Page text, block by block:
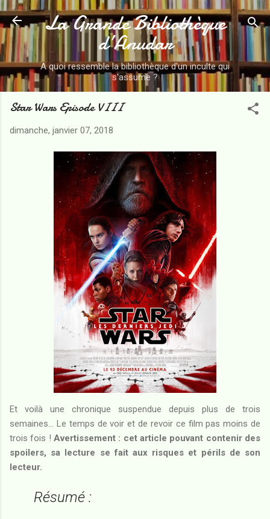
Accéder au contenu principal
La Grande Bibliothèque
d’Anudar
A quoi ressemble la bibliothèque d'un inculte qui
s'assume ?
Star Wars Episode VIII
dimanche, janvier 07, 2018
Et voilà une chronique suspendue depuis plus de trois
semaines... Le temps de voir et de revoir ce film pas moins de
trois fois ! Avertissement : cet article pouvant contenir des
spoilers, sa lecture se fait aux risques et périls de son
lecteur.
Résumé :